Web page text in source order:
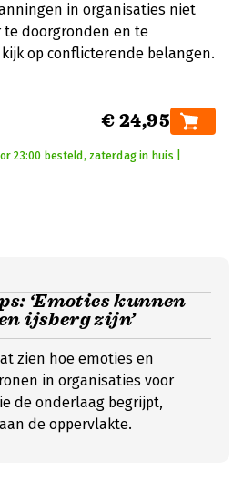
in organisaties niet
te doorgronden en te
op conflicterende belangen.
€ 24,95
23:00 besteld, zaterdag in huis |
‘Emoties kunnen
ijsberg zijn’
zien hoe emoties en
in organisaties voor
de onderlaag begrijpt,
de oppervlakte.